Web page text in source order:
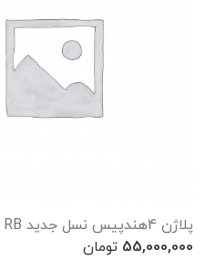
پلاژن 4هندپیس نسل جدید RB
55,000,000 تومان